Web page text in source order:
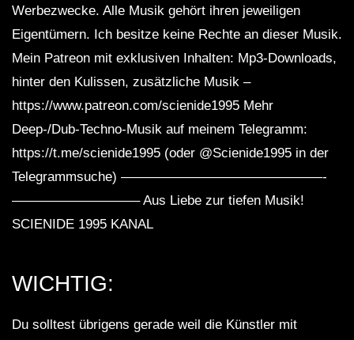
Werbezwecke. Alle Musik gehört ihren jeweiligen
Eigentümern. Ich besitze keine Rechte an dieser Musik.
Mein Patreon mit exklusiven Inhalten: Mp3-Downloads,
hinter den Kulissen, zusätzliche Musik –
https://www.patreon.com/scienide1995 Mehr
Deep-/Dub-Techno-Musik auf meinem Telegramm:
https://t.me/scienide1995 (oder @Scienide1995 in der
Telegrammsuche) ———————————————-
—————————– Aus Liebe zur tiefen Musik!
SCIENIDE 1995 KANAL
WICHTIG:
Du solltest übrigens gerade weil die Künstler mit